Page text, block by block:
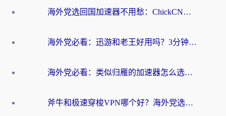
海外党选回国加速器不用愁：ChickCN和洞见哪个好？一篇搞定所有疑问
海外党必看：迅游和老王好用吗？3分钟选对加速国内网络的加速器
海外党必看：类似归雁的加速器怎么选？一篇搞定无缝访问国内资源
斧牛和极速穿梭VPN哪个好？海外党选回国加速器必看的真实对比与避坑指南